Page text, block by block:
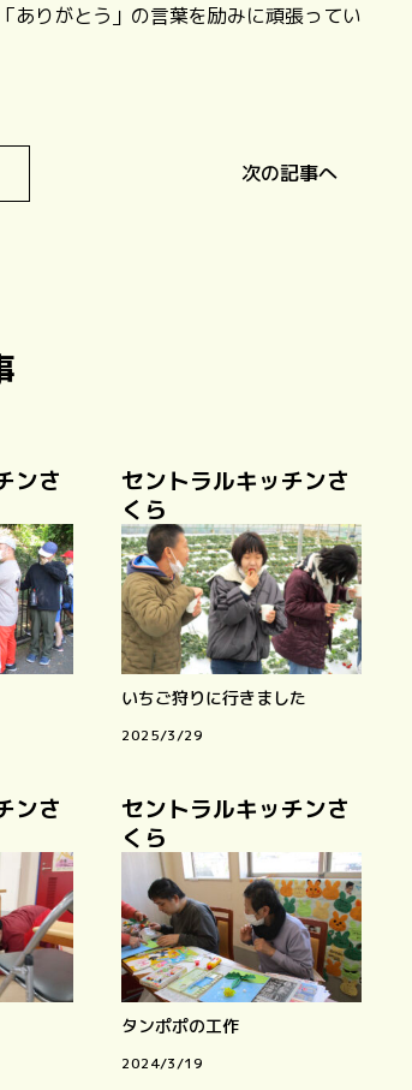
ありがとう」の言葉を励みに頑張ってい
次の記事へ
ンさ
セントラルキッチンさ
くら
いちご狩りに行きました
2025/3/29
ンさ
セントラルキッチンさ
くら
タンポポの工作
2024/3/19